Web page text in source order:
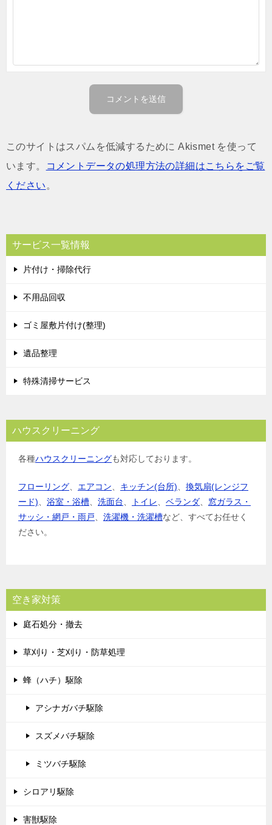
このサイトはスパムを低減するために Akismet を使って
います。
コメントデータの処理方法の詳細はこちらをご覧
ください 。
サービス一覧情報
片付け・掃除代行
不用品回収
ゴミ屋敷片付け(整理)
遺品整理
特殊清掃サービス
ハウスクリーニング
各種ハウスクリーニングも対応しております。
フローリング エアコン キッチン(台所)
換気扇(レンジフ
ード)
浴室・浴槽 洗面台 トイレ ベランダ
窓ガラス・
サッシ・網戸・雨戸
洗濯機・洗濯槽など、すべてお任せく
ださい。
空き家対策
庭石処分・撤去
草刈り・芝刈り・防草処理
蜂（ハチ）駆除
アシナガバチ駆除
スズメバチ駆除
ミツバチ駆除
シロアリ駆除
害獣駆除